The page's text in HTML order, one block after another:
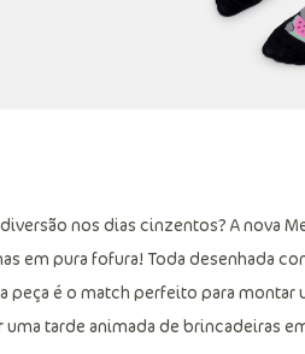
nos dias cinzentos? A nova
em pura fofura! Toda desenhada
peça é o match perfeito para montar
tarde animada de brincadeiras